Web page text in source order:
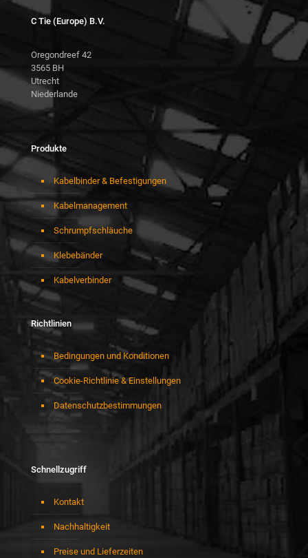
C Tie (Europe) B.V.
Oregondreef 42
3565 BH
Utrecht
Niederlande
Produkte
Kabelbinder & Befestigungen
Kabelmanagement
Schrumpfschläuche
Klebebänder
Kabelverbinder
Richtlinien
Bedingungen und Konditionen
Cookie-Richtlinie & Einstellungen
Datenschutzbestimmungen
Schnellzugriff
Kontakt
Nachhaltigkeit
Preise und Lieferzeiten